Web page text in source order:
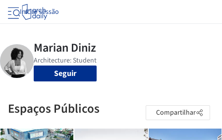
Iniciar sessão
Seguir
Espaços Públicos Compartilhar